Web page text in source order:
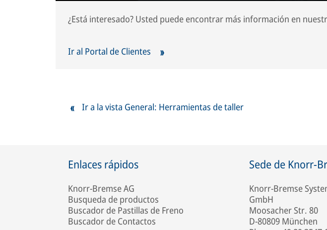
¿Está interesado? Usted puede encontrar más información en
Ir al Portal de Clientes
Ir a la vista General: Herramientas de taller
Enlaces rápidos
Knorr-Bremse AG
Busqueda de productos
Buscador de Pastillas de Freno
Buscador de Contactos
Sede de Knorr-
Knorr-Bremse
GmbH
Moosacher Str. 80
D-80809 München